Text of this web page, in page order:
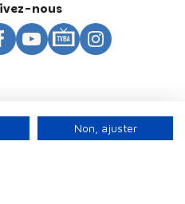
nous
Non, ajuster